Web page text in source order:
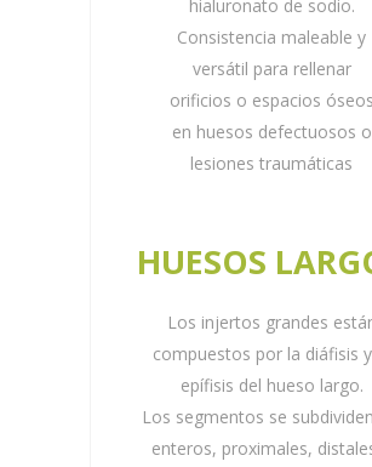
hialuronato de sodio.
Consistencia maleable y
versátil para rellenar
orificios o espacios óseos
en huesos defectuosos o
lesiones traumáticas
HUESOS
Los injertos grandes
compuestos por la diáfisis
epífisis del hueso largo.
Los segmentos se
enteros, proximales,